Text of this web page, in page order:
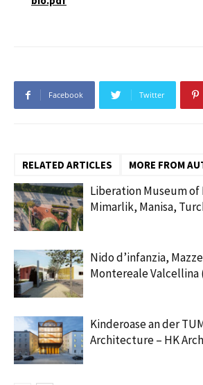
Facebook Twitter
RELATED ARTICLES MORE FROM
Liberation Museum of
Mimarlik, Manisa,
Nido d’infanzia,
Montereale Valcellina
Kinderoase an der
Architecture – HK